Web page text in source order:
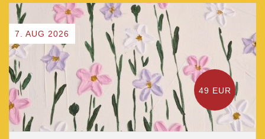
7. AUG 2026
49 EUR